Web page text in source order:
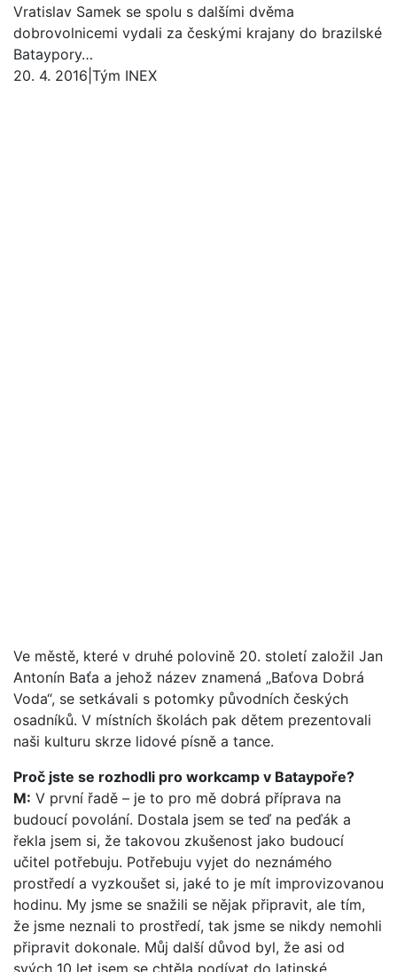
Vratislav Samek se spolu s dalšími dvěma
dobrovolnicemi vydali za českými krajany do brazilské
Bataypory…
20. 4. 2016 Tým INEX
Ve městě, které v druhé polovině 20. století založil Jan
Antonín Baťa a jehož název znamená „Baťova Dobrá
Voda“, se setkávali s potomky původních českých
osadníků. V místních školách pak dětem prezentovali
naši kulturu skrze lidové písně a tance.
Proč jste se rozhodli pro workcamp v Bataypoře?
M: V první řadě – je to pro mě dobrá příprava na
budoucí povolání. Dostala jsem se teď na peďák a
řekla jsem si, že takovou zkušenost jako budoucí
učitel potřebuju. Potřebuju vyjet do neznámého
prostředí a vyzkoušet si, jaké to je mít improvizovanou
hodinu. My jsme se snažili se nějak připravit, ale tím,
že jsme neznali to prostředí, tak jsme se nikdy nemohli
připravit dokonale. Můj další důvod byl, že asi od
svých 10 let jsem se chtěla podívat do latinské